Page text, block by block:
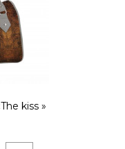
kiss »